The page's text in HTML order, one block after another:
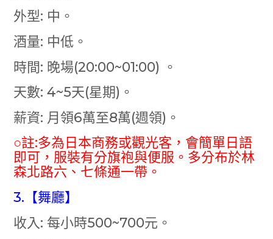
外型: 中。
酒量: 中低。
時間: 晚場(20:00~01:00) 。
天數: 4~5天(星期)。
薪資: 月領6萬至8萬(週領)。
○註:多為日本商務或觀光客，會簡單日語
即可，服裝有分旗袍與便服。多分布於林
森北路六、七條通一帶。
3.【舞廳】
收入: 每小時500~700元。